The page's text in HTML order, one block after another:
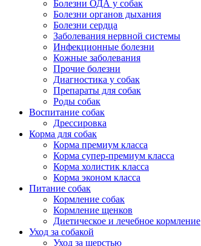
Болезни ОДА у собак
Болезни органов дыхания
Болезни сердца
Заболевания нервной системы
Инфекционные болезни
Кожные заболевания
Прочие болезни
Диагностика у собак
Препараты для собак
Роды собак
Воспитание собак
Дрессировка
Корма для собак
Корма премиум класса
Корма супер-премиум класса
Корма холистик класса
Корма эконом класса
Питание собак
Кормление собак
Кормление щенков
Диетическое и лечебное кормление
Уход за собакой
Уход за шерстью